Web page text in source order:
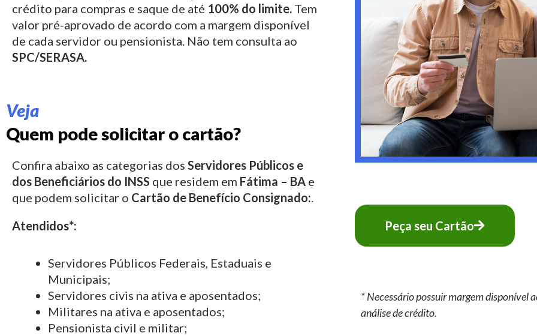
crédito para compras e saque de até 100% do limite. Tem
valor pré-aprovado de acordo com a margem disponível
de cada servidor ou pensionista. Não tem consulta ao
SPC/SERASA.
Veja
Quem pode solicitar o cartão?
Confira abaixo as categorias dos Servidores Públicos e
dos Beneficiários do INSS que residem em Fátima – BA e
que podem solicitar o Cartão de Benefício Consignado:.
Atendidos*:
Servidores Públicos Federais, Estaduais e
Municipais;
Servidores civis na ativa e aposentados;
Militares na ativa e aposentados;
Pensionista civil e militar;
Peça seu Cartão
* Necessário possuir margem disponível
análise de crédito.